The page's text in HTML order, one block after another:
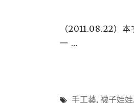
（2011.08.22）
一 …
手工藝, 襪子娃娃,